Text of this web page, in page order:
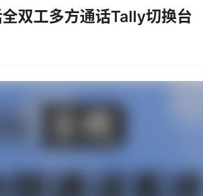
双工多方通话Tally切换台